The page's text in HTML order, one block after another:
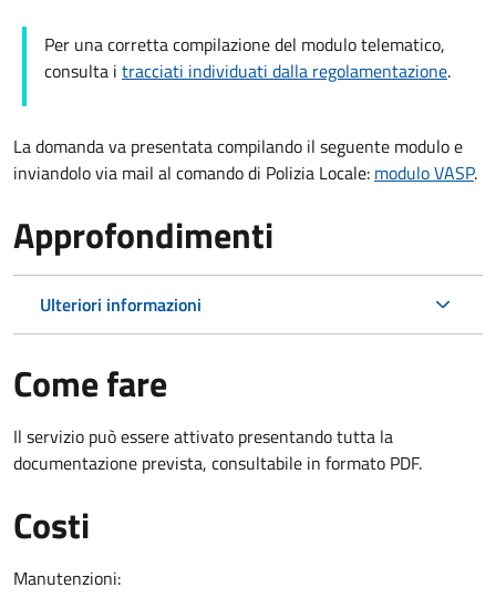
Per una corretta compilazione del modulo telematico,
consulta i tracciati individuati dalla regolamentazione.
La domanda va presentata compilando il seguente modulo e
inviandolo via mail al comando di Polizia Locale: modulo VASP.
Approfondimenti
Ulteriori informazioni
Come fare
Il servizio può essere attivato presentando tutta la
documentazione prevista, consultabile in formato PDF.
Costi
Manutenzioni: